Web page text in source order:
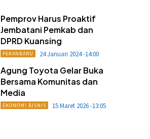
Pemprov Harus Proaktif
Jembatani Pemkab dan
DPRD Kuansing
PEKANBARU 24 Januari 2024 -14:00
Agung Toyota Gelar Buka
Bersama Komunitas dan
Media
EKONOMI BISNIS 15 Maret 2026 -13:05